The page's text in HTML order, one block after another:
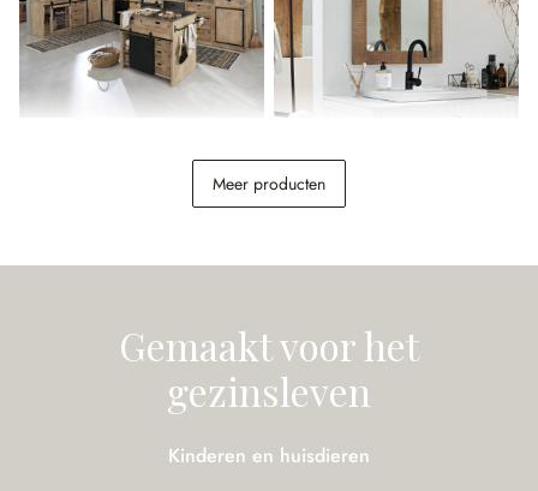
€ 189,00
Meer producten
Gemaakt voor het
gezinsleven
Kinderen en huisdieren